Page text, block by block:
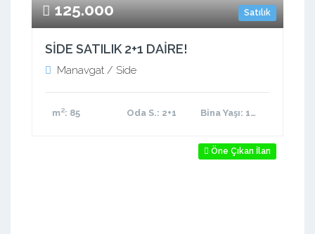
Satılık
125.000
SİDE SATILIK 2+1 DAİRE!
Manavgat / Side
m²: 85 Oda S.: 2+1 Bina Yaşı: 11-15 arası
Öne Çıkan İlan